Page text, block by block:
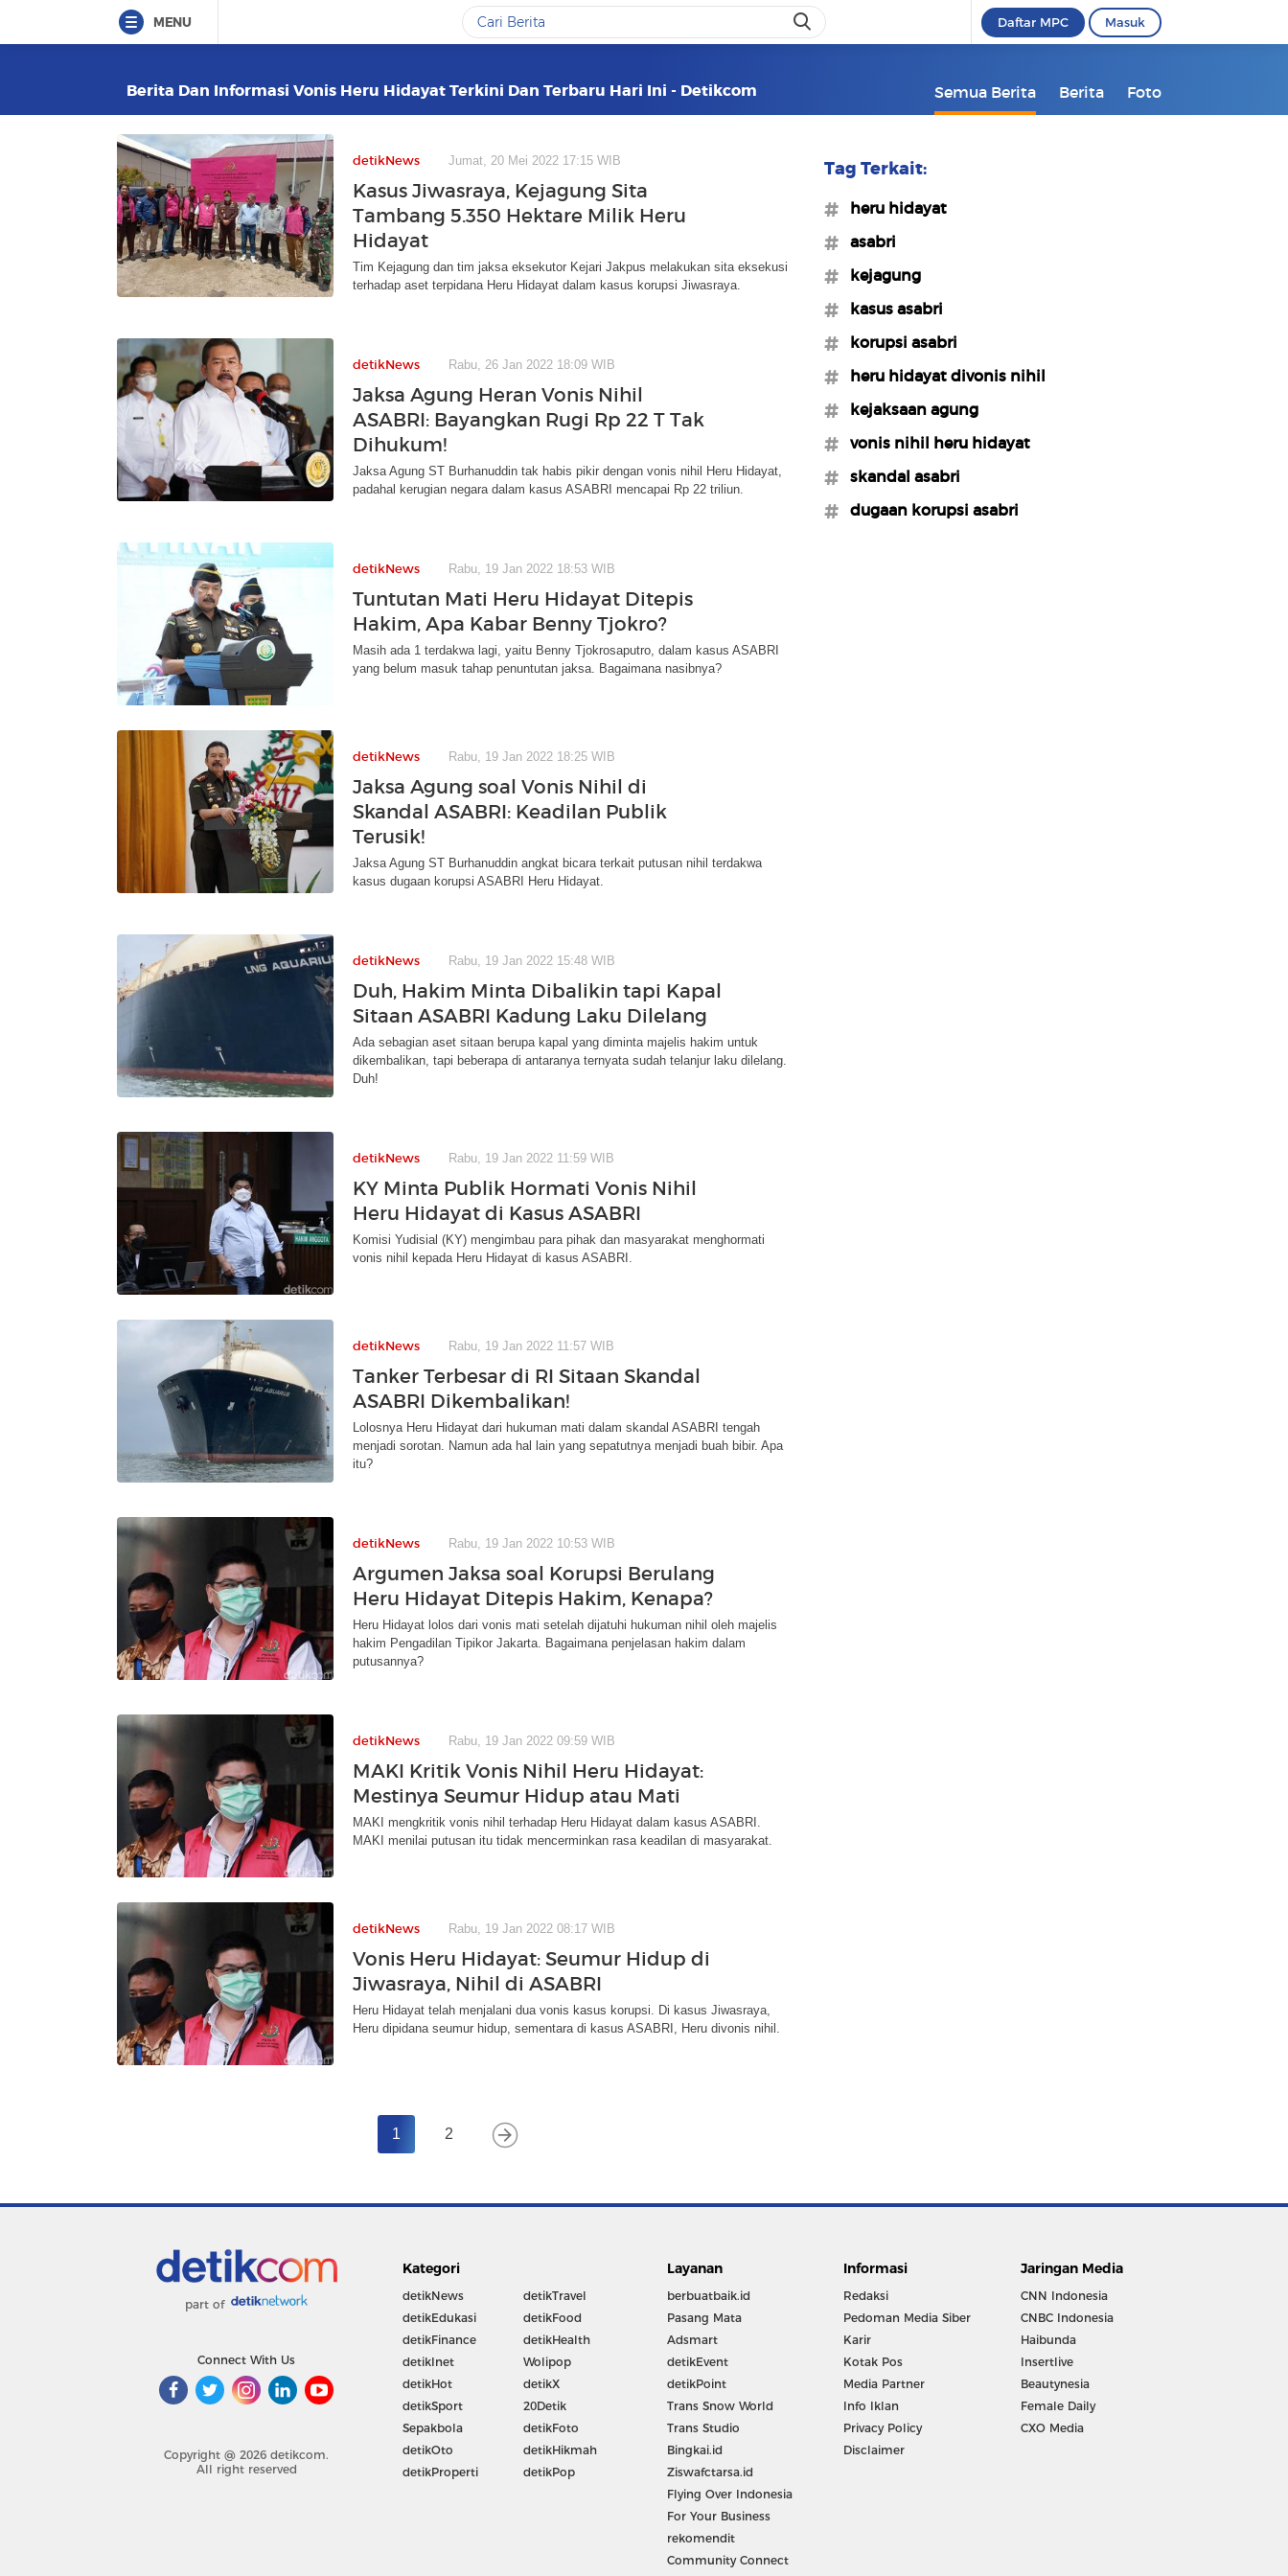
MENU Daftar MPC Masuk
Berita Dan Informasi Vonis Heru Hidayat Terkini Dan Terbaru Hari Ini - Detikcom Semua Berita Berita Foto
detikNews Jumat, 20 Mei 2022 17:15 WIB
Kasus Jiwasraya, Kejagung Sita
Tambang 5.350 Hektare Milik Heru
Hidayat
Tim Kejagung dan tim jaksa eksekutor Kejari Jakpus melakukan sita eksekusi
terhadap aset terpidana Heru Hidayat dalam kasus korupsi Jiwasraya.
detikNews Rabu, 26 Jan 2022 18:09 WIB
Jaksa Agung Heran Vonis Nihil
ASABRI: Bayangkan Rugi Rp 22 T Tak
Dihukum!
Jaksa Agung ST Burhanuddin tak habis pikir dengan vonis nihil Heru Hidayat,
padahal kerugian negara dalam kasus ASABRI mencapai Rp 22 triliun.
detikNews Rabu, 19 Jan 2022 18:53 WIB
Tuntutan Mati Heru Hidayat Ditepis
Hakim, Apa Kabar Benny Tjokro?
Masih ada 1 terdakwa lagi, yaitu Benny Tjokrosaputro, dalam kasus ASABRI
yang belum masuk tahap penuntutan jaksa. Bagaimana nasibnya?
detikNews Rabu, 19 Jan 2022 18:25 WIB
Jaksa Agung soal Vonis Nihil di
Skandal ASABRI: Keadilan Publik
Terusik!
Jaksa Agung ST Burhanuddin angkat bicara terkait putusan nihil terdakwa
kasus dugaan korupsi ASABRI Heru Hidayat.
detikNews Rabu, 19 Jan 2022 15:48 WIB
Duh, Hakim Minta Dibalikin tapi Kapal
Sitaan ASABRI Kadung Laku Dilelang
Ada sebagian aset sitaan berupa kapal yang diminta majelis hakim untuk
dikembalikan, tapi beberapa di antaranya ternyata sudah telanjur laku dilelang.
Duh!
detikNews Rabu, 19 Jan 2022 11:59 WIB
KY Minta Publik Hormati Vonis Nihil
Heru Hidayat di Kasus ASABRI
Komisi Yudisial (KY) mengimbau para pihak dan masyarakat menghormati
vonis nihil kepada Heru Hidayat di kasus ASABRI.
detikNews Rabu, 19 Jan 2022 11:57 WIB
Tanker Terbesar di RI Sitaan Skandal
ASABRI Dikembalikan!
Lolosnya Heru Hidayat dari hukuman mati dalam skandal ASABRI tengah
menjadi sorotan. Namun ada hal lain yang sepatutnya menjadi buah bibir. Apa
itu?
detikNews Rabu, 19 Jan 2022 10:53 WIB
Argumen Jaksa soal Korupsi Berulang
Heru Hidayat Ditepis Hakim, Kenapa?
Heru Hidayat lolos dari vonis mati setelah dijatuhi hukuman nihil oleh majelis
hakim Pengadilan Tipikor Jakarta. Bagaimana penjelasan hakim dalam
putusannya?
detikNews Rabu, 19 Jan 2022 09:59 WIB
MAKI Kritik Vonis Nihil Heru Hidayat:
Mestinya Seumur Hidup atau Mati
MAKI mengkritik vonis nihil terhadap Heru Hidayat dalam kasus ASABRI.
MAKI menilai putusan itu tidak mencerminkan rasa keadilan di masyarakat.
detikNews Rabu, 19 Jan 2022 08:17 WIB
Vonis Heru Hidayat: Seumur Hidup di
Jiwasraya, Nihil di ASABRI
Heru Hidayat telah menjalani dua vonis kasus korupsi. Di kasus Jiwasraya,
Heru dipidana seumur hidup, sementara di kasus ASABRI, Heru divonis nihil.
1 2
Tag Terkait:
#heru hidayat
#asabri
#kejagung
#kasus asabri
#korupsi asabri
#heru hidayat divonis nihil
#kejaksaan agung
#vonis nihil heru hidayat
#skandal asabri
#dugaan korupsi asabri
part of
Connect With Us
Copyright @ 2026 detikcom.
All right reserved
Kategori
detikNews
detikEdukasi
detikFinance
detikInet
detikHot
detikSport
Sepakbola
detikOto
detikProperti
detikTravel
detikFood
detikHealth
Wolipop
detikX
20Detik
detikFoto
detikHikmah
detikPop
Layanan
berbuatbaik.id
Pasang Mata
Adsmart
detikEvent
detikPoint
Trans Snow World
Trans Studio
Bingkai.id
Ziswafctarsa.id
Flying Over Indonesia
For Your Business
rekomendit
Community Connect
Informasi
Redaksi
Pedoman Media Siber
Karir
Kotak Pos
Media Partner
Info Iklan
Privacy Policy
Disclaimer
Jaringan Media
CNN Indonesia
CNBC Indonesia
Haibunda
Insertlive
Beautynesia
Female Daily
CXO Media